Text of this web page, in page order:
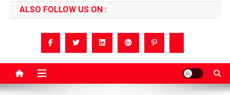
ALSO FOLLOW US ON :